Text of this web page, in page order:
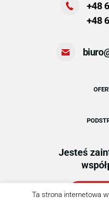
+48
+48
Jesteś
Zapytaj
Ta strona internetowa